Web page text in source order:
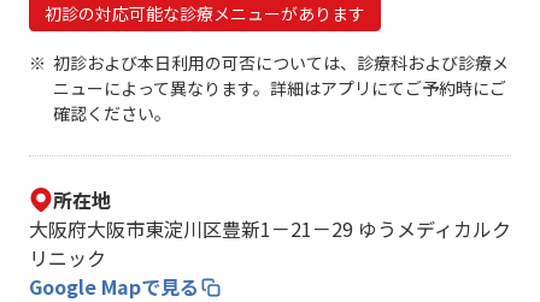
初診の対応可能な診療メニューがあります
初診および本日利用の可否については、診療科および診療メ
ニューによって異なります。詳細はアプリにてご予約時にご
確認ください。
所在地
大阪府大阪市東淀川区豊新1－21－29 ゆうメディカルク
リニック
Google Mapで見る